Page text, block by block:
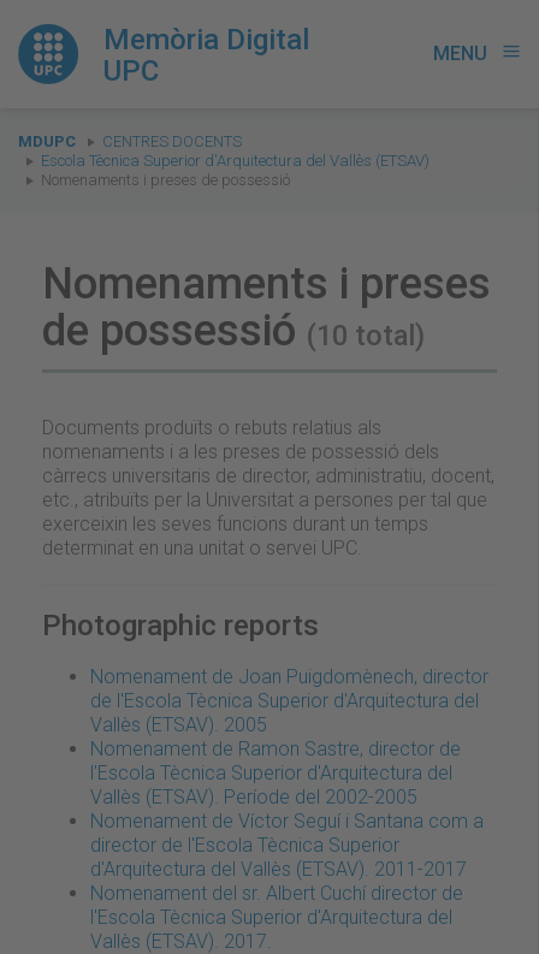
Memòria Digital
UPC
MENU menu
You
are
here:
MDUPC
CENTRES DOCENTS
Escola Tècnica Superior d'Arquitectura del Vallès (ETSAV)
Nomenaments i preses de possessió
Nomenaments i preses
de possessió (10 total)
Documents produïts o rebuts relatius als
nomenaments i a les preses de possessió dels
càrrecs universitaris de director, administratiu, docent,
etc., atribuïts per la Universitat a persones per tal que
exerceixin les seves funcions durant un temps
determinat en una unitat o servei UPC.
Photographic reports
Nomenament de Joan Puigdomènech, director
de l'Escola Tècnica Superior d'Arquitectura del
Vallès (ETSAV). 2005
Nomenament de Ramon Sastre, director de
l'Escola Tècnica Superior d'Arquitectura del
Vallès (ETSAV). Període del 2002-2005
Nomenament de Víctor Seguí i Santana com a
director de l'Escola Tècnica Superior
d'Arquitectura del Vallès (ETSAV). 2011-2017
Nomenament del sr. Albert Cuchí director de
l'Escola Tècnica Superior d'Arquitectura del
Vallès (ETSAV). 2017.